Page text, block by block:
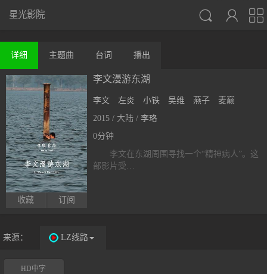



星光影院
详细 主题曲 台词 播出
收藏 订阅
李文漫游东湖
李文 左炎 小铁 吴维 燕子
麦巅
2015 / 大陆 / 李珞
0分钟
李文在东湖周围寻找一个“精神病人”。这
部影片受…
来源： LZ线路
HD中字